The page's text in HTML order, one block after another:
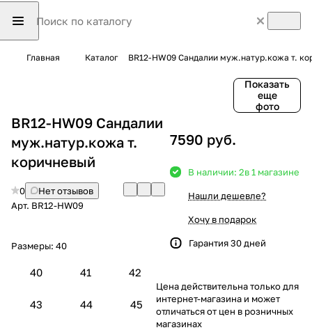
Главная Каталог BR12-HW09 Сандалии муж.натур.кожа т.
Показать
еще
фото
BR12-HW09 Сандалии
муж.натур.кожа т.
коричневый
0
Нет отзывов
Арт. BR12-HW09
Размеры: 40
40 41 42
43 44 45
7590 руб.
В наличии: 2в 1 магазине
Нашли дешевле?
Хочу в подарок
Гарантия 30 дней
Цена действительна только для
интернет-магазина и может
отличаться от цен в розничных
магазинах